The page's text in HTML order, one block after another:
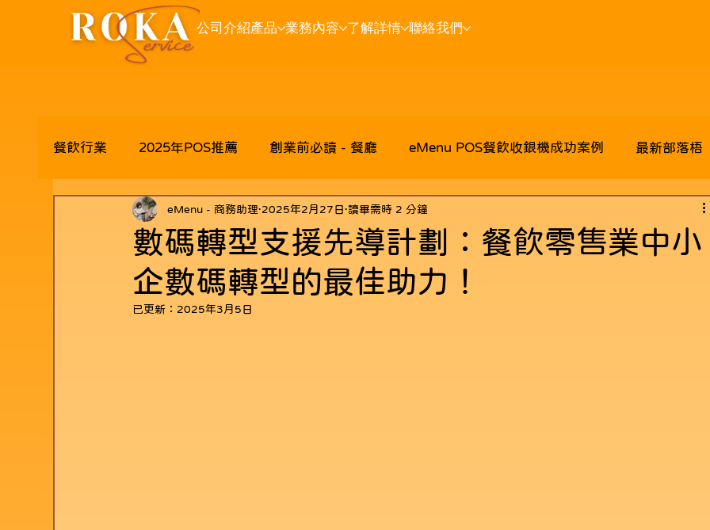
公司介紹產品 業務內容 了解詳情 聯絡我們
餐飲行業 2025年POS推薦 創業前必讀 - 餐廳 eMenu POS餐飲收銀機成功案例 最新部落梧
數碼轉型支援先導計劃：餐飲零售業中小
企數碼轉型的最佳助力！
eMenu - 商務助理 2025年2月27日 讀畢需時 2 分鐘
已更新： 2025年3月5日